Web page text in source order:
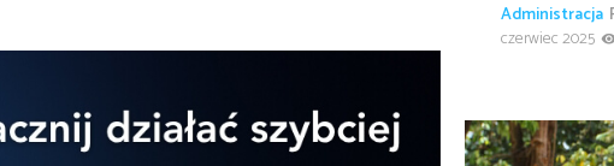
Administracja
czerwiec 2025